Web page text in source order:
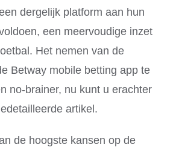
dergelijk platform aan hun
een meervoudige inzet
Het nemen van de
Betway mobile betting app te
no-brainer, nu kunt u erachter
artikel.
de hoogste kansen op de